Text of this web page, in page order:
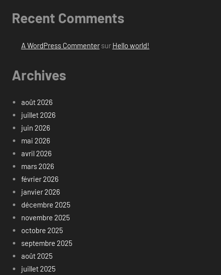
Recent Comments
A WordPress Commentersur Hello world!
Archives
août 2026
juillet 2026
juin 2026
mai 2026
avril 2026
mars 2026
février 2026
janvier 2026
décembre 2025
novembre 2025
octobre 2025
septembre 2025
août 2025
juillet 2025